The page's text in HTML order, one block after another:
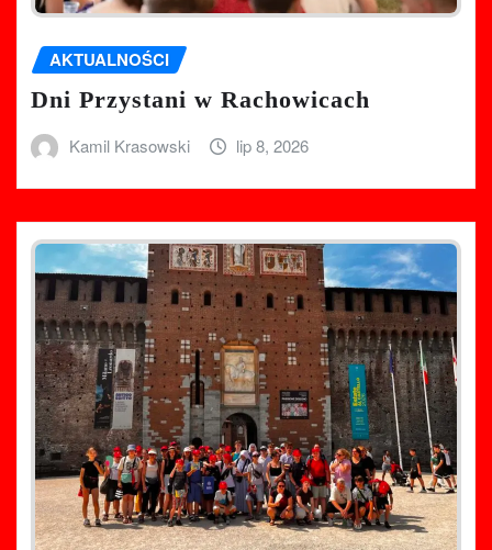
AKTUALNOŚCI
Dni Przystani w Rachowicach
Kamil Krasowski lip 8, 2026